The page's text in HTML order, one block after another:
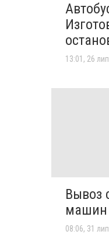
13:01, 26
Вывоз
машин
08:06, 31